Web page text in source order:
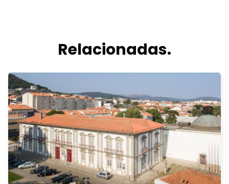
Relacionadas.